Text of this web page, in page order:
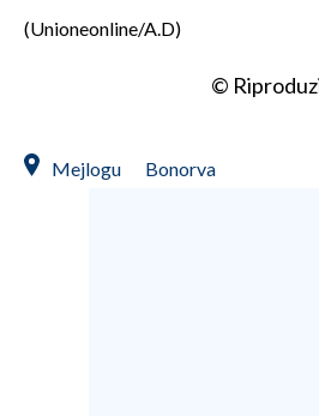
ABBONATI
SPIAGGE
(Unioneonline/A.D)
©
Mejlogu Bonorva